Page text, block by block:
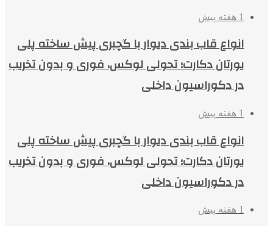
1 هفته پیش
انواع قاب بندی دیوار با گچبری پیش ساخته پلی
یورتان دکارت؛ تحولی لوکس، فوری و بدون تخریب
در دکوراسیون داخلی
1 هفته پیش
انواع قاب بندی دیوار با گچبری پیش ساخته پلی
یورتان دکارت؛ تحولی لوکس، فوری و بدون تخریب
در دکوراسیون داخلی
1 هفته پیش